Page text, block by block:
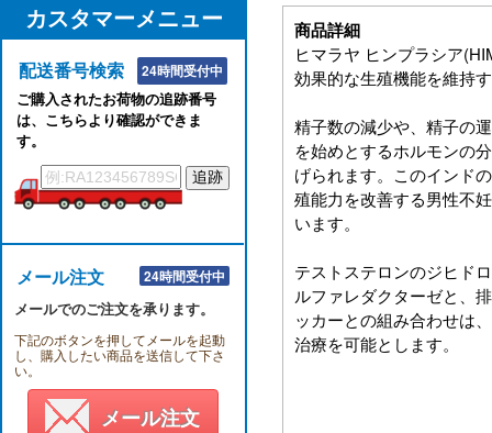
カスタマーメニュー
配送番号検索 24時間受付中
ご購入されたお荷物の追跡番号
は、こちらより確認ができま
す。
メール注文 24時間受付中
メールでのご注文を承ります。
下記のボタンを押してメールを起動
し、購入したい商品を送信して下さ
い。
メール注文
商品詳細
ヒマラヤ ヒンプラシア
効果的な生殖機能を維持
精子数の減少や、精子の
を始めとするホルモンの
げられます。このインド
殖能力を改善する男性不
います。
テストステロンのジヒド
ルファレダクターゼと、
ッカーとの組み合わせは
治療を可能とします。